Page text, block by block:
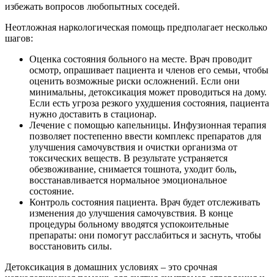
избежать вопросов любопытных соседей.
Неотложная наркологическая помощь предполагает несколько
шагов:
Оценка состояния больного на месте. Врач проводит
осмотр, опрашивает пациента и членов его семьи, чтобы
оценить возможные риски осложнений. Если они
минимальны, детоксикация может проводиться на дому.
Если есть угроза резкого ухудшения состояния, пациента
нужно доставить в стационар.
Лечение с помощью капельницы. Инфузионная терапия
позволяет постепенно ввести комплекс препаратов для
улучшения самочувствия и очистки организма от
токсических веществ. В результате устраняется
обезвоживание, снимается тошнота, уходит боль,
восстанавливается нормальное эмоциональное
состояние.
Контроль состояния пациента. Врач будет отслеживать
изменения до улучшения самочувствия. В конце
процедуры больному вводятся успокоительные
препараты: они помогут расслабиться и заснуть, чтобы
восстановить силы.
Детоксикация в домашних условиях – это срочная